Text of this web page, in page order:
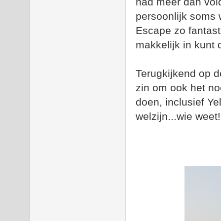
persoonlijk soms
Escape zo
makkelijk in kunt
Terugkijkend op
zin om ook het
doen, inclusief
welzijn...wie weet!